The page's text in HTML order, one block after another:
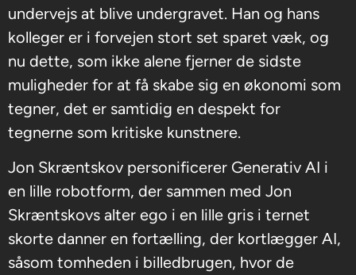
undervejs at blive undergravet. Han og hans
kolleger er i forvejen stort set sparet væk, og
nu dette, som ikke alene fjerner de sidste
muligheder for at få skabe sig en økonomi som
tegner, det er samtidig en despekt for
tegnerne som kritiske kunstnere.
Jon Skræntskov personificerer Generativ AI i
en lille robotform, der sammen med Jon
Skræntskovs alter ego i en lille gris i ternet
skorte danner en fortælling, der kortlægger AI,
såsom tomheden i billedbrugen, hvor de